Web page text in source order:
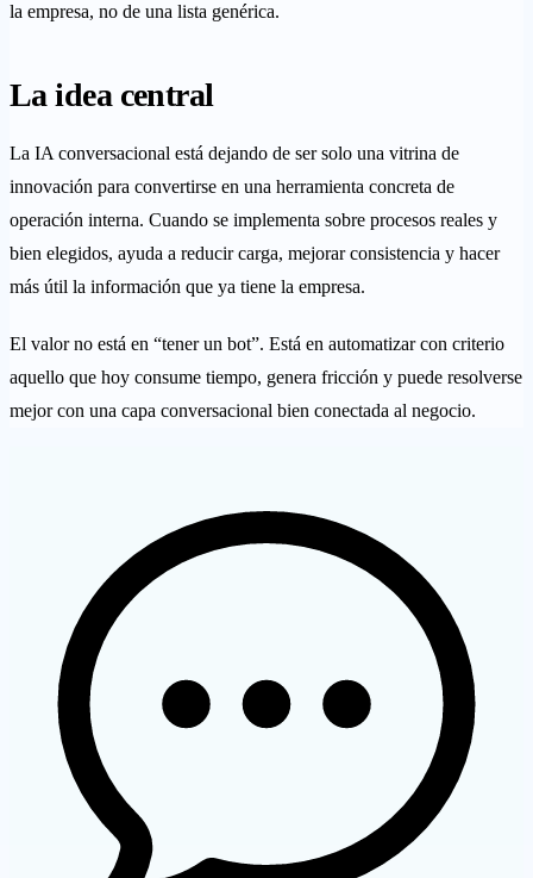
la empresa, no de una lista genérica.
La idea central
La IA conversacional está dejando de ser solo una vitrina de
innovación para convertirse en una herramienta concreta de
operación interna. Cuando se implementa sobre procesos reales y
bien elegidos, ayuda a reducir carga, mejorar consistencia y hacer
más útil la información que ya tiene la empresa.
El valor no está en “tener un bot”. Está en automatizar con criterio
aquello que hoy consume tiempo, genera fricción y puede resolverse
mejor con una capa conversacional bien conectada al negocio.